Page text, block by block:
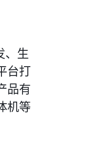
、生
台打
品有
机等
厦11楼